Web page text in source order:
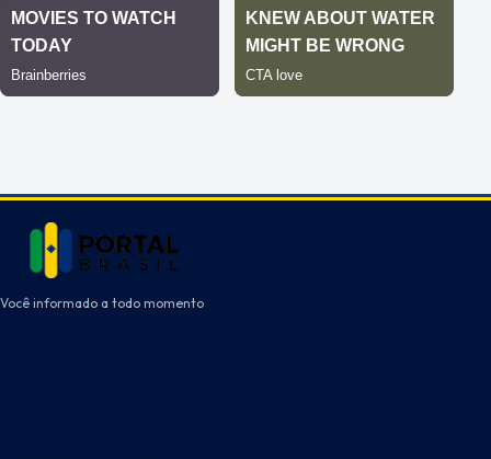
Você informado a todo momento